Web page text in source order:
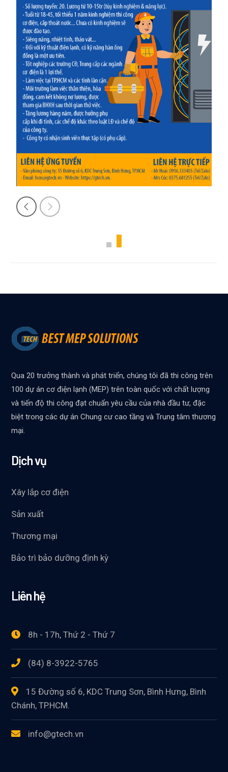
Qua 20 trưởng thành và phát triển, chúng tôi đã thi công trên
100 dự án cơ điện lạnh (MEP) trên toàn quốc với chất lượng
và tiến độ thi công đạt chuẩn yêu cầu của nhà đầu tư, đặc
biệt trong các dự án Chung cư cao tầng và Trung tâm thương
mại.
Dịch vụ
Xây lắp cơ điện
Sản xuất
Thương mại
Bảo trì bảo dưỡng định kỳ
Liên hệ
8h - 17h, Thứ 2 - Thứ 7
(84) 8-3922-5765
15 Đường số 6, KDC Trung Sơn, Bình Hưng, Bình
Chánh, TP.HCM.
info@gtech.vn